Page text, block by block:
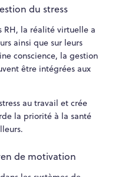
du stress
RH, la réalité virtuelle a
ainsi que sur leurs
conscience, la gestion
être intégrées aux
au travail et crée
la priorité à la santé
de motivation